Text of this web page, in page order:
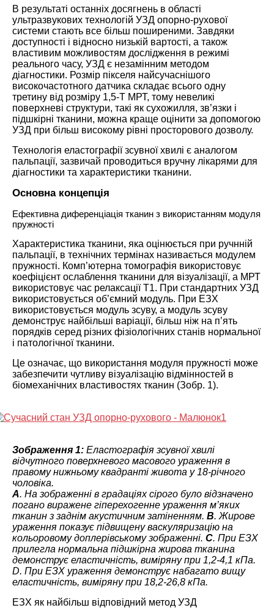
В результаті останніх досягнень в області
ультразвукових технологій УЗД опорно-рухової
системи стають все більш поширеними. Завдяки
доступності і відносно низькій вартості, а також
властивим можливостям дослідження в режимі
реального часу, УЗД є незамінним методом
діагностики. Розмір пікселя найсучаснішого
високочастотного датчика складає всього одну
третину від розміру 1,5-Т МРТ, тому невеликі
поверхневі структури, такі як сухожилля, зв’язки і
підшкірні тканини, можна краще оцінити за допомогою
УЗД при більш високому рівні просторового дозволу.
Технологія еластографії зсувної хвилі є аналогом
пальпації, зазвичай проводиться вручну лікарями для
діагностики та характеристики тканини.
Основна концепція
Ефективна диференціація тканин з використанням модуля
пружності
Характеристика тканини, яка оцінюється при ручнній
пальпації, в технічних термінах називається модулем
пружності. Комп’ютерна томографія використовує
коефіцієнт ослаблення тканини для візуалізації, а МРТ
використовує час релаксації T1. При стандартних УЗД
використовується об’ємний модуль. При ЕЗХ
використовується модуль зсуву, а модуль зсуву
демонструє найбільші варіації, більш ніж на п’ять
порядків серед різних фізіологічних станів нормальної
і патологічної тканини.
Це означає, що використання модуля пружності може
забезпечити чутливу візуалізацію відмінностей в
біомеханічних властивостях тканин (Зобр. 1).
Зображення 1: Еластографія зсувної хвилі
відчутного поверхневого масового ураження в
правому нижньому квадранті живота у 18-річного
чоловіка.
A. На зображенні в градаціях сірого було відзначено
погано виражене гіперехогенне ураження м’яких
тканин з заднім акустичним затіненням. B. Жирове
ураження показує підвищену васкуляризацію на
кольоровому доплерівському зображенні. C. При ЕЗХ
прилегла нормальна підшкірна жирова тканина
демонструє еластичність, виміряну при 1,2-4,1 кПа.
D. При ЕЗХ ураження демонструє набагато вищу
еластичність, виміряну при 18,2-26,8 кПа.
ЕЗХ як найбільш відповідний метод УЗД